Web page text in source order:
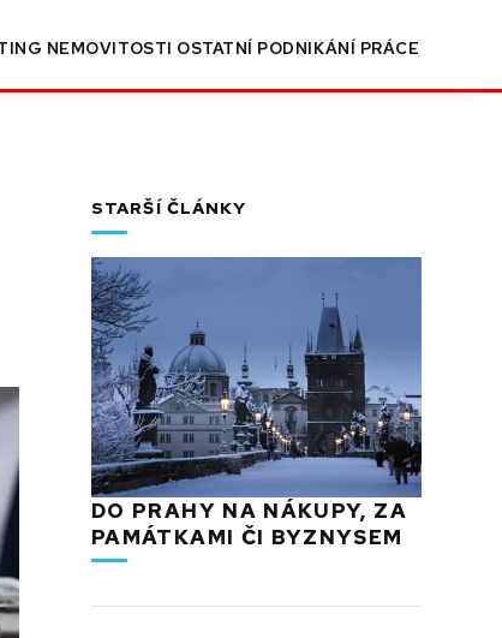
NEMOVITOSTI OSTATNÍ PODNIKÁNÍ PRÁCE
STARŠÍ ČLÁNKY
DO PRAHY NA NÁKUPY, ZA
PAMÁTKAMI ČI BYZNYSEM